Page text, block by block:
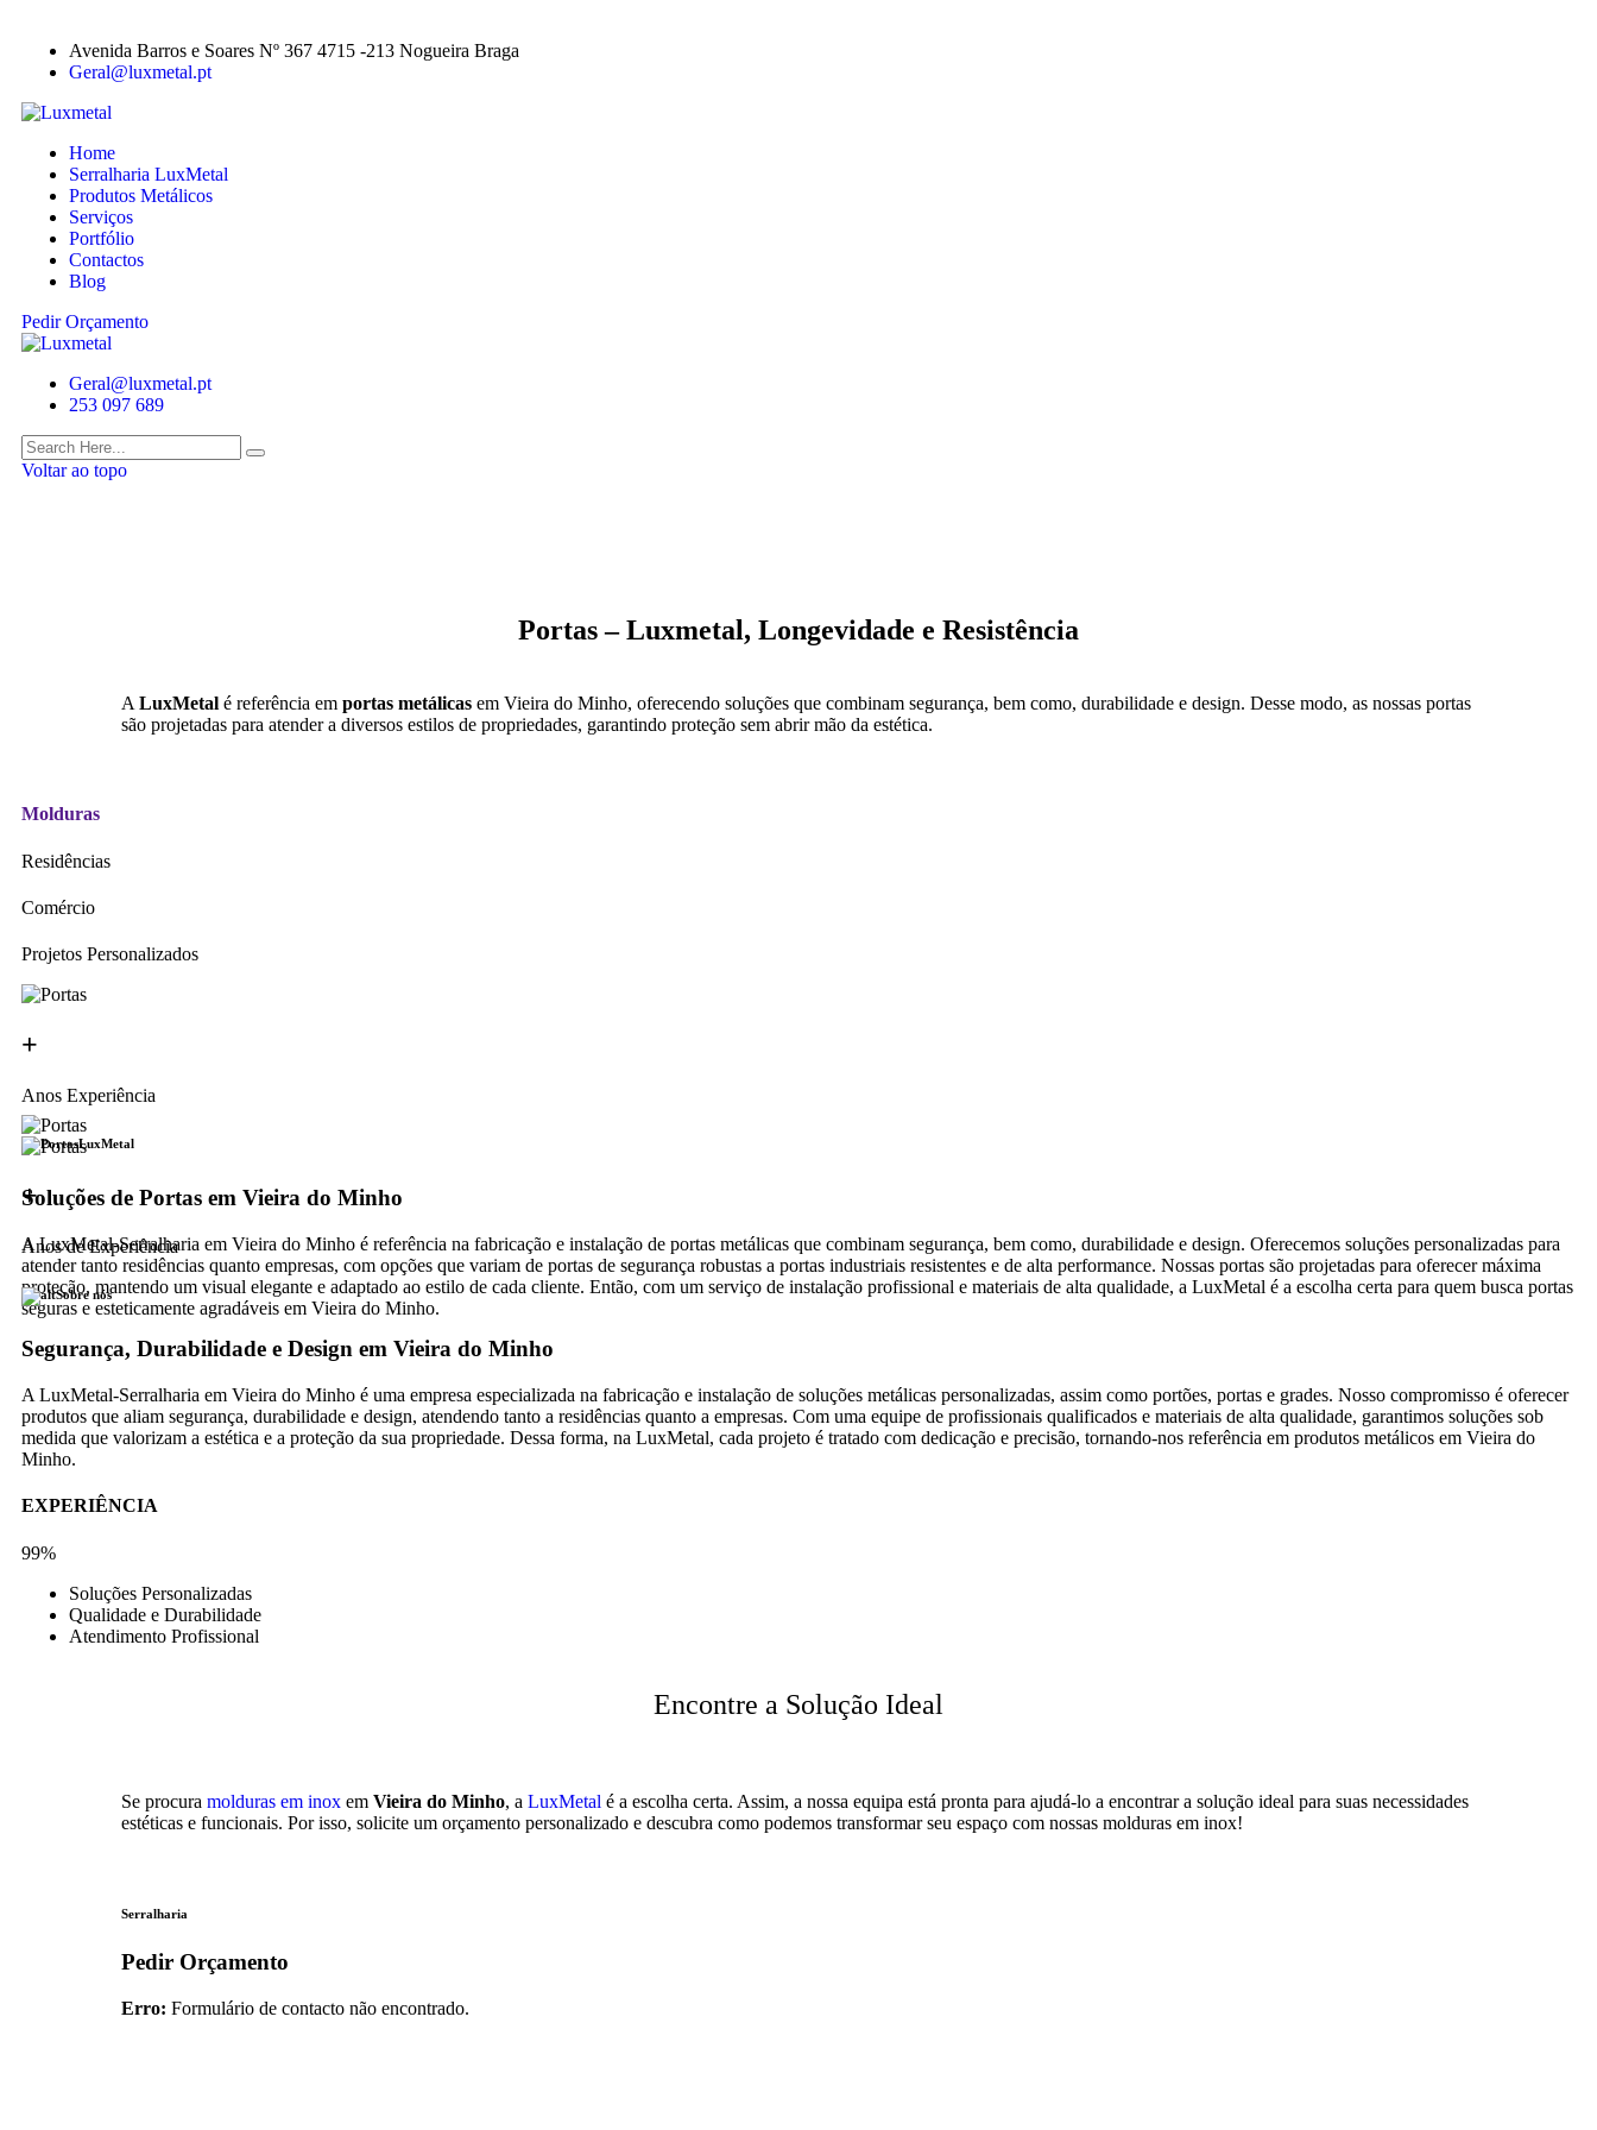
Avenida Barros e Soares Nº 367 4715 -213 Nogueira Braga
Geral@luxmetal.pt
Home
Serralharia LuxMetal
Produtos Metálicos
Serviços
Portfólio
Contactos
Blog
Pedir Orçamento
Geral@luxmetal.pt
253 097 689
Voltar ao topo
Portas – Luxmetal, Longevidade e Resistência
A LuxMetal é referência em portas metálicas em Vieira do Minho, oferecendo soluções que combinam segurança, bem como, durabilidade e design. Desse modo, as nossas portas
são projetadas para atender a diversos estilos de propriedades, garantindo proteção sem abrir mão da estética.
Molduras
Residências
Comércio
Projetos Personalizados
+
Anos Experiência
LuxMetal
Soluções de Portas em Vieira do Minho
A LuxMetal-Serralharia em Vieira do Minho é referência na fabricação e instalação de portas metálicas que combinam segurança, bem como, durabilidade e design. Oferecemos soluções personalizadas para
atender tanto residências quanto empresas, com opções que variam de portas de segurança robustas a portas industriais resistentes e de alta performance. Nossas portas são projetadas para oferecer máxima
proteção, mantendo um visual elegante e adaptado ao estilo de cada cliente. Então, com um serviço de instalação profissional e materiais de alta qualidade, a LuxMetal é a escolha certa para quem busca portas
seguras e esteticamente agradáveis em Vieira do Minho.
+
Anos de Experiência
Sobre nós
Segurança, Durabilidade e Design em Vieira do Minho
A LuxMetal-Serralharia em Vieira do Minho é uma empresa especializada na fabricação e instalação de soluções metálicas personalizadas, assim como portões, portas e grades. Nosso compromisso é oferecer
produtos que aliam segurança, durabilidade e design, atendendo tanto a residências quanto a empresas. Com uma equipe de profissionais qualificados e materiais de alta qualidade, garantimos soluções sob
medida que valorizam a estética e a proteção da sua propriedade. Dessa forma, na LuxMetal, cada projeto é tratado com dedicação e precisão, tornando-nos referência em produtos metálicos em Vieira do
Minho.
EXPERIÊNCIA
99%
Soluções Personalizadas
Qualidade e Durabilidade
Atendimento Profissional
Encontre a Solução Ideal
Se procura molduras em inox em Vieira do Minho, a LuxMetal é a escolha certa. Assim, a nossa equipa está pronta para ajudá-lo a encontrar a solução ideal para suas necessidades
estéticas e funcionais. Por isso, solicite um orçamento personalizado e descubra como podemos transformar seu espaço com nossas molduras em inox!
Serralharia
Pedir Orçamento
Erro: Formulário de contacto não encontrado.